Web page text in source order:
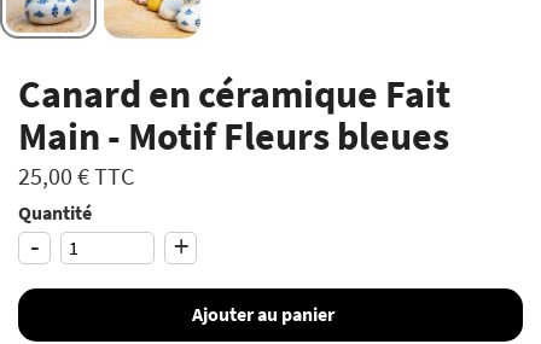
Canard en céramique Fait
Main - Motif Fleurs bleues
25,00 €TTC
Quantité
- +
Ajouter au panier